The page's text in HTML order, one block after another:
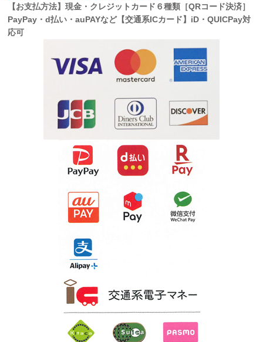
【お支払方法】現金・クレジットカード６種類［QRコード決済］
PayPay・d払い・auPAYなど【交通系ICカード】iD・QUICPay対
応可